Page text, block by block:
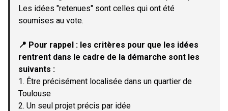
(Lien externe)
Les idées "retenues" sont celles qui ont été
soumises au vote.
📍 Pour rappel : les critères pour que les idées
rentrent dans le cadre de la démarche sont les
suivants :
1. Être précisément localisée dans un quartier de
Toulouse
2. Un seul projet précis par idée